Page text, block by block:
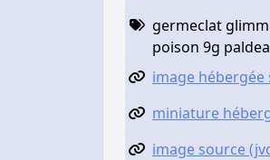
germeclat
poison 9g
image hébergée
miniature
image source